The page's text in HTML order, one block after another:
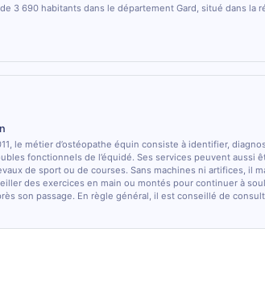
3 690 habitants dans le département Gard, situé dans la
le métier d’ostéopathe équin consiste à identifier,
fonctionnels de l’équidé. Ses services peuvent aussi
de sport ou de courses. Sans machines ni artifices, il
des exercices en main ou montés pour continuer à
son passage. En règle général, il est conseillé de